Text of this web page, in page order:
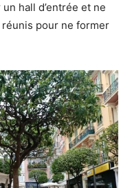
hall d’entrée et ne
pour ne former